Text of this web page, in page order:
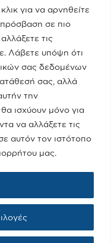
για να αρνηθείτε
σε πιο
τις
Λάβετε υπόψη ότι
σας δεδομένων
σας, αλλά
την
ισχύουν μόνο για
να αλλάξετε τις
αυτόν τον ιστότοπο
μας.